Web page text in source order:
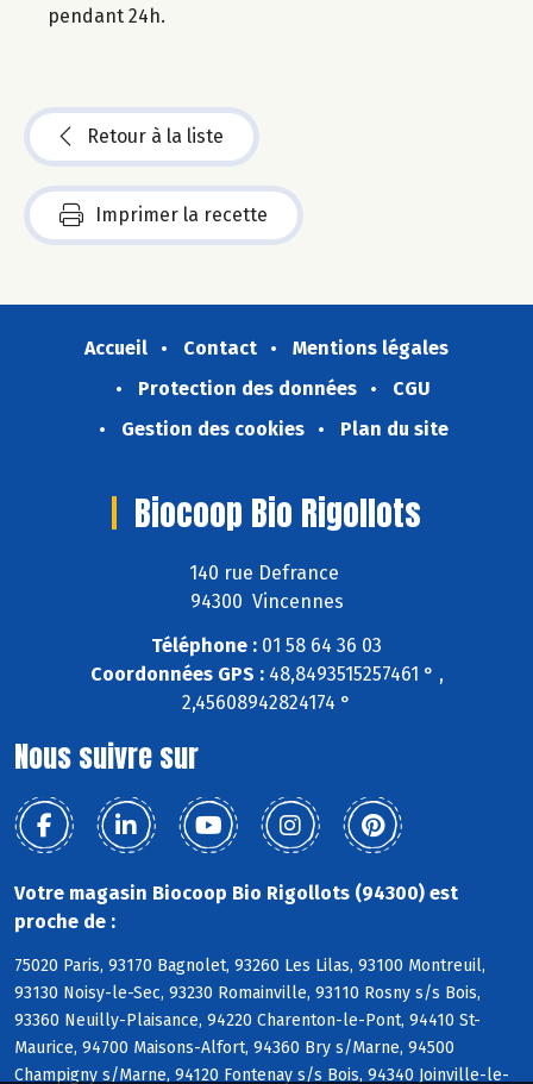
pendant 24h.
Retour à la liste
Imprimer la recette
Accueil Contact
Mentions légales
Protection des données
CGU
Gestion des cookies
Plan du site
Biocoop Bio Rigollots
140 rue Defrance
94300 Vincennes
Téléphone : 01 58 64 36 03
Coordonnées GPS :48,8493515257461 ° ,
2,45608942824174 °
Nous suivre sur
Votre magasin Biocoop Bio Rigollots (94300) est
proche de :
75020 Paris, 93170 Bagnolet, 93260 Les Lilas, 93100 Montreuil,
93130 Noisy-le-Sec, 93230 Romainville, 93110 Rosny s/s Bois,
93360 Neuilly-Plaisance, 94220 Charenton-le-Pont, 94410 St-
Maurice, 94700 Maisons-Alfort, 94360 Bry s/Marne, 94500
Champigny s/Marne, 94120 Fontenay s/s Bois, 94340 Joinville-le-